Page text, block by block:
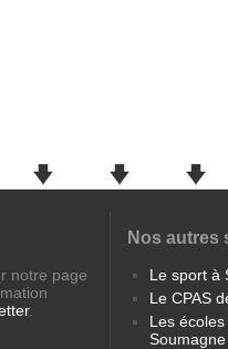
notre page
.
Nos autres
Le sport à
Le CPAS
Les
Soumagne